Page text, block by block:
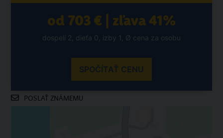
od 703 € | zľava 41%
dospelí 2, dieťa 0, izby 1, Ø cena za osobu
SPOČÍTAŤ CENU
POSLAŤ ZNÁMEMU